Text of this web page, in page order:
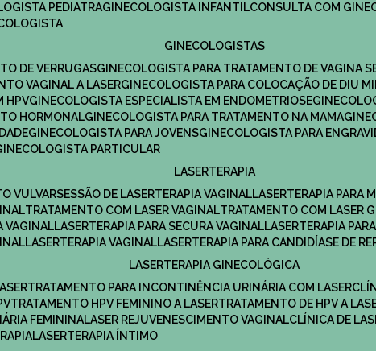
PEDIATRA​ GINECOLOGISTA INFANTIL​ CONSULTA COM
GINECOLOGISTAS
DE VERRUGAS
GINECOLOGISTA PARA TRATAMENTO DE VAGINA
VAGINAL A LASER
GINECOLOGISTA PARA COLOCAÇÃO DE DIU
HPV
GINECOLOGISTA ESPECIALISTA EM ENDOMETRIOSE
HORMONAL
GINECOLOGISTA PARA TRATAMENTO NA MAMA
GINECOLOGISTA PARA JOVENS GINECOLOGISTA PARA
GINECOLOGISTA PARTICULAR
LASERTERAPIA
VULVAR
SESSÃO DE LASERTERAPIA​ VAGINAL LASERTERAPIA PARA
TRATAMENTO COM LASER VAGINAL
TRATAMENTO COM LASER
VAGINAL LASERTERAPIA PARA SECURA VAGINAL​ LASERTERAPIA
LASERTERAPIA VAGINAL​ LASERTERAPIA PARA CANDIDÍASE DE
LASERTERAPIA GINECOLÓGICA
TRATAMENTO PARA INCONTINÊNCIA URINÁRIA COM LASER
TRATAMENTO HPV FEMININO A LASER TRATAMENTO DE HPV A
FEMININA LASER REJUVENESCIMENTO VAGINAL
CLÍNICA DE
LASERTERAPIA ÍNTIMO